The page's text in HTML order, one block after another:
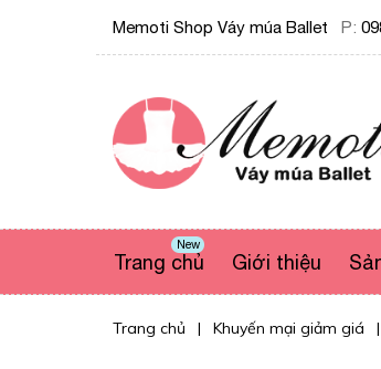
Memoti Shop Váy múa Ballet P:
Trang chủ
New
Giới thiệu
Trang chủ | Khuyến mại giảm giá |